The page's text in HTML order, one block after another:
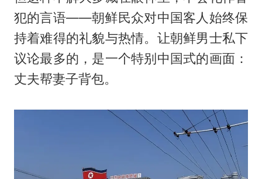
犯的言语——朝鲜民众对中国客人始终保
持着难得的礼貌与热情。让朝鲜男士私下
议论最多的，是一个特别中国式的画面：
丈夫帮妻子背包。